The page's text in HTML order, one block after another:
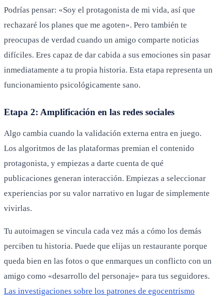
Podrías pensar: «Soy el protagonista de mi vida, así que
rechazaré los planes que me agoten». Pero también te
preocupas de verdad cuando un amigo comparte noticias
difíciles. Eres capaz de dar cabida a sus emociones sin pasar
inmediatamente a tu propia historia. Esta etapa representa un
funcionamiento psicológicamente sano.
Etapa 2: Amplificación en las redes sociales
Algo cambia cuando la validación externa entra en juego.
Los algoritmos de las plataformas premian el contenido
protagonista, y empiezas a darte cuenta de qué
publicaciones generan interacción. Empiezas a seleccionar
experiencias por su valor narrativo en lugar de simplemente
vivirlas.
Tu autoimagen se vincula cada vez más a cómo los demás
perciben tu historia. Puede que elijas un restaurante porque
queda bien en las fotos o que enmarques un conflicto con un
amigo como «desarrollo del personaje» para tus seguidores.
Las investigaciones sobre los patrones de egocentrismo